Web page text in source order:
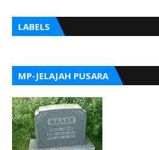
LABELS
MP-JELAJAH PUSARA